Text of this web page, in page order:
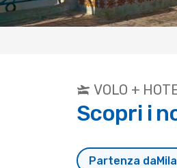
VOLO +
Scopri i
Partenza da